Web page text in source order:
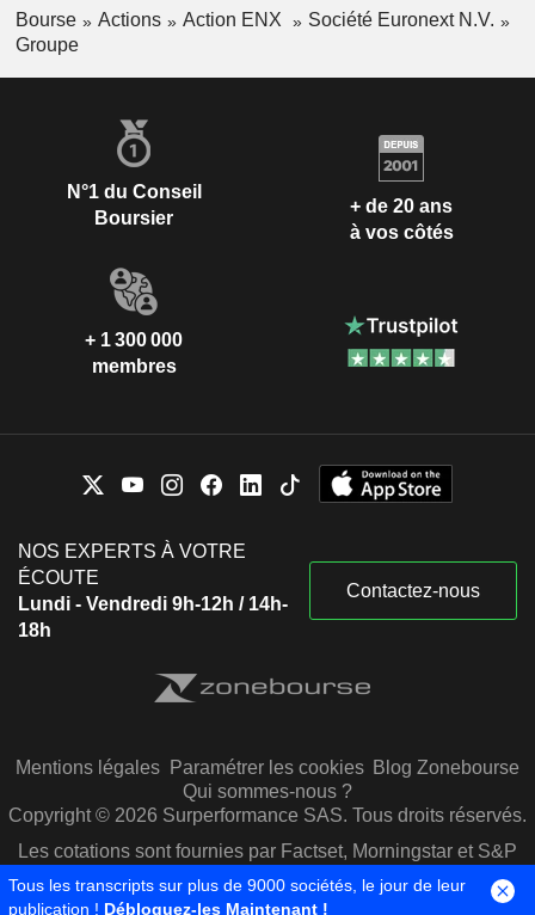
Bourse Actions Action ENX
Société Euronext N.V.
Groupe
N°1 du Conseil
Boursier
+ de 20 ans
à vos côtés
+ 1 300 000
membres
NOS EXPERTS À VOTRE
ÉCOUTE
Lundi - Vendredi 9h-12h / 14h-
18h
Contactez-nous
Mentions légales Paramétrer les cookies Blog Zonebourse
Qui sommes-nous ?
Copyright © 2026 Surperformance SAS. Tous droits réservés.
Les cotations sont fournies par Factset, Morningstar et S&P
Capital IQ
Tous les transcripts sur plus de 9000 sociétés, le jour de leur
publication ! Débloquez-les Maintenant !